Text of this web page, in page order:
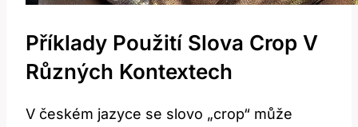
Příklady Použití Slova Crop V
Různých Kontextech
V českém jazyce se slovo „crop“ může